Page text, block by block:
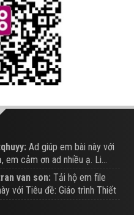
Ad giúp em bài này với
em cảm ơn ad nhiều ạ. Li...
van son: Tải hộ em file
với Tiêu đề: Giáo trình Thiết